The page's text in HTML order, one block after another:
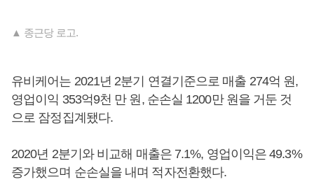
▲ 종근당 로고.
유비케어는 2021년 2분기 연결기준으로 매출 274억 원,
영업이익 353억9천 만 원, 순손실 1200만 원을 거둔 것
으로 잠정집계됐다.
2020년 2분기와 비교해 매출은 7.1%, 영업이익은 49.3%
증가했으며 순손실을 내며 적자전환했다.